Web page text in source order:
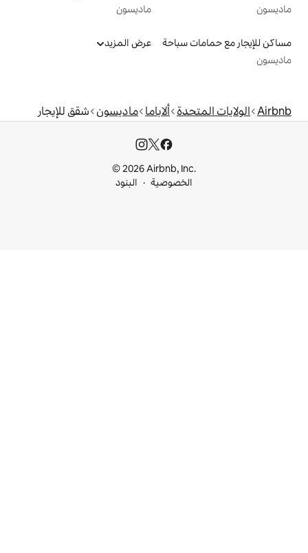
ماديسون
عرض المزيد
ألاباما ماديسون شقق للإيجار